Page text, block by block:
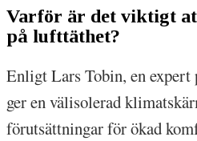
Varför är det viktigt
på lufttäthet?
Enligt Lars Tobin, en expert
ger en välisolerad
förutsättningar för ökad